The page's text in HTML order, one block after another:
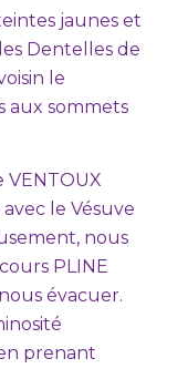
jaunes et
Dentelles de
le
aux sommets
le Vésuve
nous
PLINE
évacuer.
prenant